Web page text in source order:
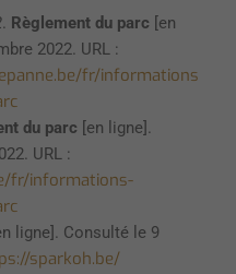
. Règlement du parc [en
2022. URL :
fr/informations-
du parc [en ligne].
URL :
fr/informations-
ligne]. Consulté le 9
sparkoh.be/